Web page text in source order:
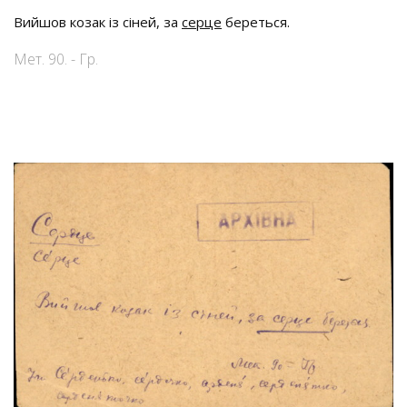
Вийшов козак із сіней, за серце береться.
Мет. 90. - Гр.